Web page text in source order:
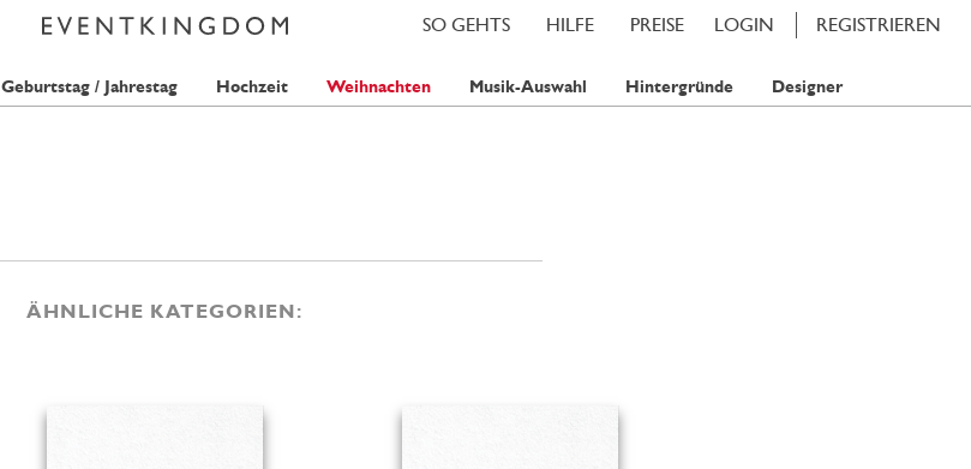
LOGIN REGISTRIEREN
PREISE
HILFE
SO GEHTS
Geburtstag / Jahrestag Hochzeit Weihnachten Musik-Auswahl Hintergründe Designer
ÄHNLICHE KATEGORIEN: